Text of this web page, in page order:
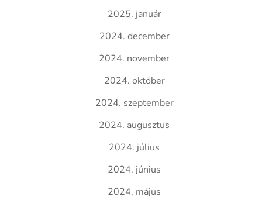
2025. január
2024. december
2024. november
2024. október
2024. szeptember
2024. augusztus
2024. július
2024. június
2024. május